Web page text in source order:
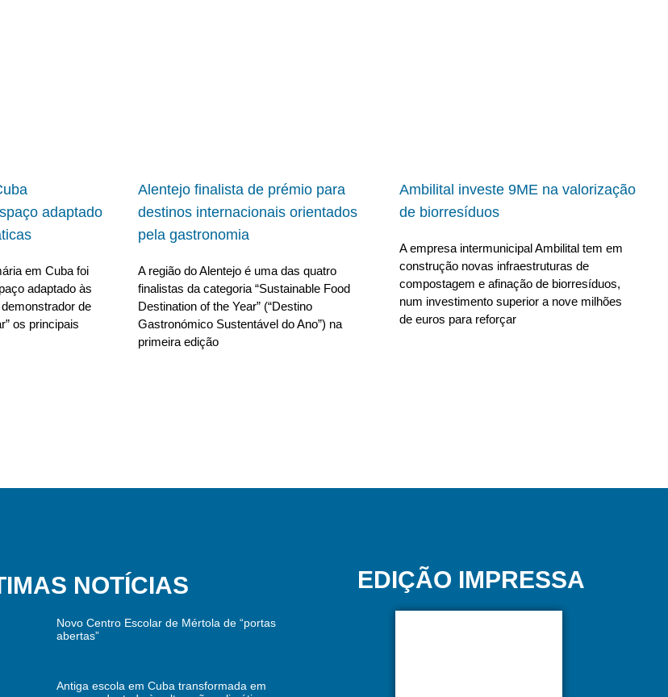
adaptado
em Cuba foi
adaptado às
de
os principais
Alentejo finalista de prémio para
destinos internacionais orientados
pela gastronomia
A região do Alentejo é uma das quatro
finalistas da categoria “Sustainable Food
Destination of the Year” (“Destino
Gastronómico Sustentável do Ano”) na
primeira edição
Ambilital investe 9ME na valorização
de biorresíduos
A empresa intermunicipal Ambilital tem em
construção novas infraestruturas de
compostagem e afinação de biorresíduos,
num investimento superior a nove milhões
de euros para reforçar
NOTÍCIAS
Novo Centro Escolar de Mértola de “portas
abertas”
Antiga escola em Cuba transformada em
EDIÇÃO IMPRESSA